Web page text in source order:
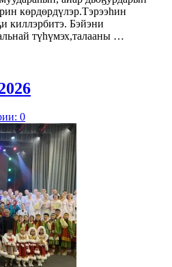
көрдөрдүлэр.Тэрээһин
киллэрбитэ. Бэйэни
түһүмэх,талааны …
0